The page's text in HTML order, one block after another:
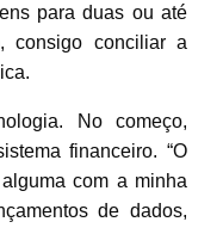
para duas ou até
consigo conciliar a
No começo,
financeiro. “O
com a minha
de dados,